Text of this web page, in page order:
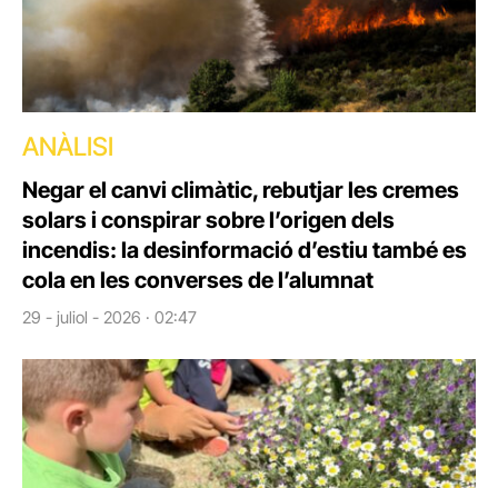
ANÀLISI
Negar el canvi climàtic, rebutjar les cremes
solars i conspirar sobre l’origen dels
incendis: la desinformació d’estiu també es
cola en les converses de l’alumnat
29 - juliol - 2026 · 02:47